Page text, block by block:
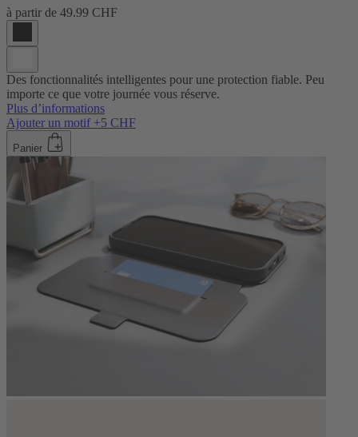
à partir de 49.99 CHF
Des fonctionnalités intelligentes pour une protection fiable. Peu
importe ce que votre journée vous réserve.
Plus d’informations
Ajouter un motif +5 CHF
Panier